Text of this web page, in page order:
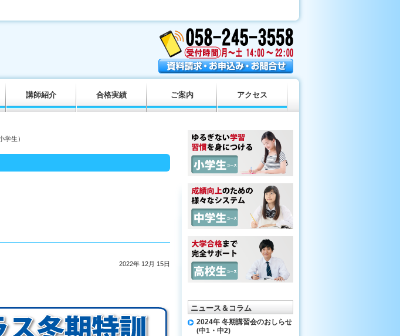
学生）
2022年 12月 15日
講師紹介 合格実績 ご案内 アクセス
ニュース＆コラム
2024年 冬期講習会のおしらせ
(中1・中2)